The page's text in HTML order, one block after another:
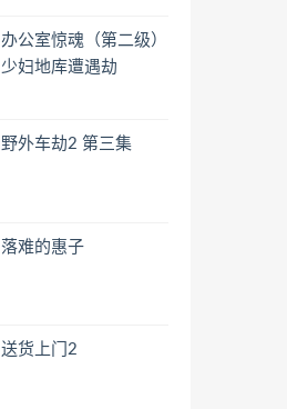
办公室惊魂（第二级）
少妇地库遭遇劫
野外车劫2 第三集
落难的惠子
送货上门2